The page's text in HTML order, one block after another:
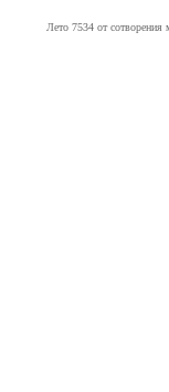
Лето 7534 от сотворения